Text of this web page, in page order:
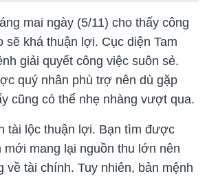
mai ngày (5/11) cho thấy công
sẽ khá thuận lợi. Cục diện Tam
giải quyết công việc suôn sẻ.
quý nhân phù trợ nên dù gặp
cũng có thể nhẹ nhàng vượt qua.
tài lộc thuận lợi. Bạn tìm được
mới mang lại nguồn thu lớn nên
về tài chính. Tuy nhiên, bản mệnh